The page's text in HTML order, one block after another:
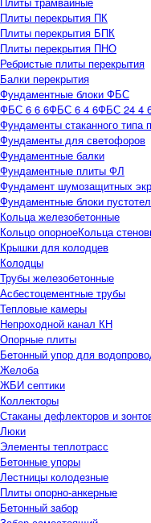
Плиты перекрытия ПК
Плиты перекрытия БПК
Плиты перекрытия ПНО
Ребристые плиты перекрытия
Балки перекрытия
Фундаментные блоки ФБС
ФБС 6 6 6ФБС 6 4 6ФБС 24 4
Фундаменты стаканного типа
Фундаменты для светофоров
Фундаментные балки
Фундаментные плиты ФЛ
Фундамент шумозащитных
Фундаментные блоки
Кольца железобетонные
Кольцо опорноеКольца
Крышки для колодцев
Колодцы
Трубы железобетонные
Асбестоцементные трубы
Тепловые камеры
Непроходной канал КН
Опорные плиты
Бетонный упор для
Желоба
ЖБИ септики
Коллекторы
Стаканы дефлекторов и
Люки
Элементы теплотрасс
Бетонные упоры
Лестницы колодезные
Плиты опорно-анкерные
Бетонный забор